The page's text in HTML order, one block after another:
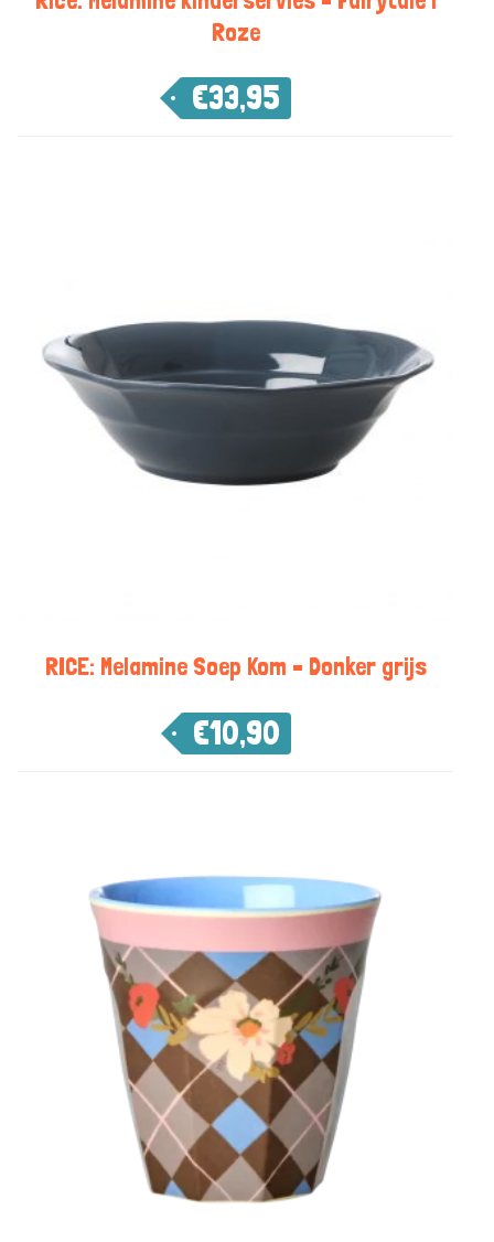
Roze
€33,95
RICE: Melamine Soep Kom – Donker grijs
€10,90